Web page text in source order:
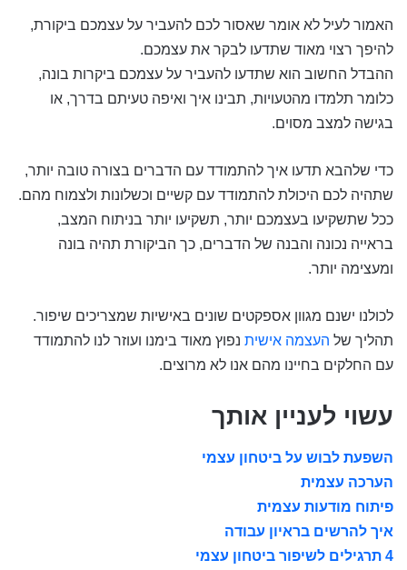
האמור לעיל לא אומר שאסור לכם להעביר על עצמכם ביקורת,
להיפך רצוי מאוד שתדעו לבקר את עצמכם.
ההבדל החשוב הוא שתדעו להעביר על עצמכם ביקרות בונה,
כלומר תלמדו מהטעויות, תבינו איך ואיפה טעיתם בדרך, או
בגישה למצב מסוים.
כדי שלהבא תדעו איך להתמודד עם הדברים בצורה טובה יותר,
שתהיה לכם היכולת להתמודד עם קשיים וכשלונות ולצמוח מהם.
ככל שתשקיעו בעצמכם יותר, תשקיעו יותר בניתוח המצב,
בראייה נכונה והבנה של הדברים, כך הביקורת תהיה בונה
ומעצימה יותר.
לכולנו ישנם מגוון אספקטים שונים באישיות שמצריכים שיפור.
תהליך של העצמה אישית נפוץ מאוד בימנו ועוזר לנו להתמודד
עם החלקים בחיינו מהם אנו לא מרוצים.
עשוי לעניין אותך
השפעת לבוש על ביטחון עצמי
הערכה עצמית
פיתוח מודעות עצמית
איך להרשים בראיון עבודה
4 תרגילים לשיפור ביטחון עצמי